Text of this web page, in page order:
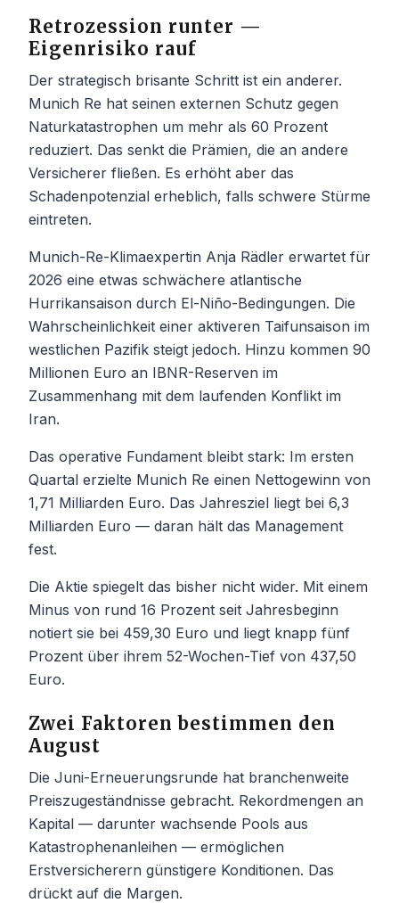
Retrozession runter —
Eigenrisiko rauf
Der strategisch brisante Schritt ist ein anderer.
Munich Re hat seinen externen Schutz gegen
Naturkatastrophen um mehr als 60 Prozent
reduziert. Das senkt die Prämien, die an andere
Versicherer fließen. Es erhöht aber das
Schadenpotenzial erheblich, falls schwere Stürme
eintreten.
Munich-Re-Klimaexpertin Anja Rädler erwartet für
2026 eine etwas schwächere atlantische
Hurrikansaison durch El-Niño-Bedingungen. Die
Wahrscheinlichkeit einer aktiveren Taifunsaison im
westlichen Pazifik steigt jedoch. Hinzu kommen 90
Millionen Euro an IBNR-Reserven im
Zusammenhang mit dem laufenden Konflikt im
Iran.
Das operative Fundament bleibt stark: Im ersten
Quartal erzielte Munich Re einen Nettogewinn von
1,71 Milliarden Euro. Das Jahresziel liegt bei 6,3
Milliarden Euro — daran hält das Management
fest.
Die Aktie spiegelt das bisher nicht wider. Mit einem
Minus von rund 16 Prozent seit Jahresbeginn
notiert sie bei 459,30 Euro und liegt knapp fünf
Prozent über ihrem 52-Wochen-Tief von 437,50
Euro.
Zwei Faktoren bestimmen den
August
Die Juni-Erneuerungsrunde hat branchenweite
Preiszugeständnisse gebracht. Rekordmengen an
Kapital — darunter wachsende Pools aus
Katastrophenanleihen — ermöglichen
Erstversicherern günstigere Konditionen. Das
drückt auf die Margen.